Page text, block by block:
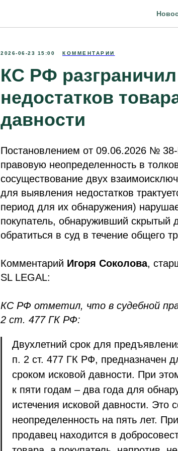
2026-06-23 15:00 КОММЕНТАРИИ
КС РФ
недостатков
давности
Постановлением от 09.06.2026 №
правовую неопределенность в
сосуществование двух
для выявления недостатков
период для их обнаружения)
покупатель, обнаруживший скрытый
обратиться в суд в течение общего
Комментарий Игоря Соколова,
SL LEGAL:
КС РФ отметил, что в судебной
2 ст. 477 ГК РФ:
Двухлетний срок для
п. 2 ст. 477 ГК РФ, предназначен
сроком исковой давности. При
к пяти годам – два года для
истечения исковой давности. Это
неопределенность на пять лет.
продавец находится в